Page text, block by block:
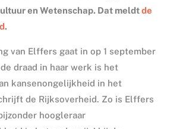
en Wetenschap. Dat meldtde
.
van Elffers gaat in op 1 september
draad in haar werk is het
kansenongelijkheid in het
de Rijksoverheid. Zo is Elffers
hoogleraar